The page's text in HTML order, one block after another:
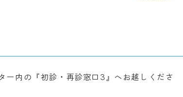
ー内の『初診・再診窓口3』へお越しくださ